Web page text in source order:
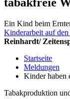
Ein Kind beim
Kinderarbeit auf
Reinhardt/
Startseite
Meldungen
Kinder haben
Tabakproduktion